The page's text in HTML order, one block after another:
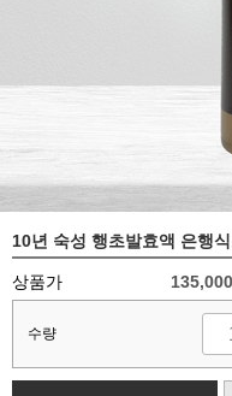
10년 숙성 행초발효액 은행
상품가 135,000
수량